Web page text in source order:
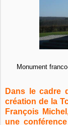
Monument
Dans le cadre
création de la
François
une